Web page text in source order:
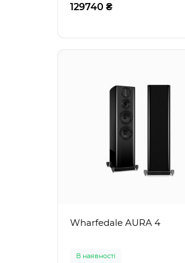
129740 ₴
Wharfedale AURA 4
В наявності